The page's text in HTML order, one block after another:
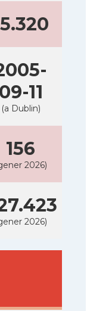
09-11
(a Dublin)
156
2026)
2026)